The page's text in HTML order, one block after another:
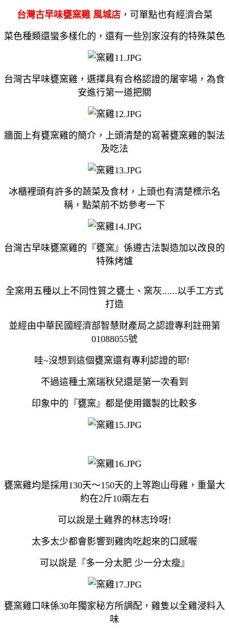
台灣古早味甕窯雞 風城店，可單點也有經濟合菜
菜色種類還蠻多樣化的，還有一些別家沒有的特殊菜色
台灣古早味甕窯雞，選擇具有合格認證的屠宰場，為食
安進行第一道把關
牆面上有甕窯雞的簡介，上頭清楚的寫著甕窯雞的製法
及吃法
冰櫃裡頭有許多的蔬菜及食材，上頭也有清楚標示名
稱，點菜前不妨參考一下
台灣古早味甕窯雞的『甕窯』係遵古法製造加以改良的
特殊烤爐
全窯用五種以上不同性質之甕土、窯灰......以手工方式
打造
並經由中華民國經濟部智慧財產局之認證專利註冊第
01088055號
哇~沒想到這個甕窯還有專利認證的耶!
不過這種土窯瑞秋兒還是第一次看到
印象中的 『甕窯』 都是使用鐵製的比較多
甕窯雞均是採用 130天～150天的上等跑山母雞，重量大
約在2斤10兩左右
可以說是土雞界的林志玲呀!
太多太少都會影響到雞肉吃起來的口感喔
可以說是『多一分太肥 少一分太瘦』
甕窯雞口味係30年獨家秘方所調配，雞隻以全雞浸料入
味